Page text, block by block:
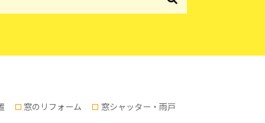
窓のリフォーム
窓シャッター・雨戸